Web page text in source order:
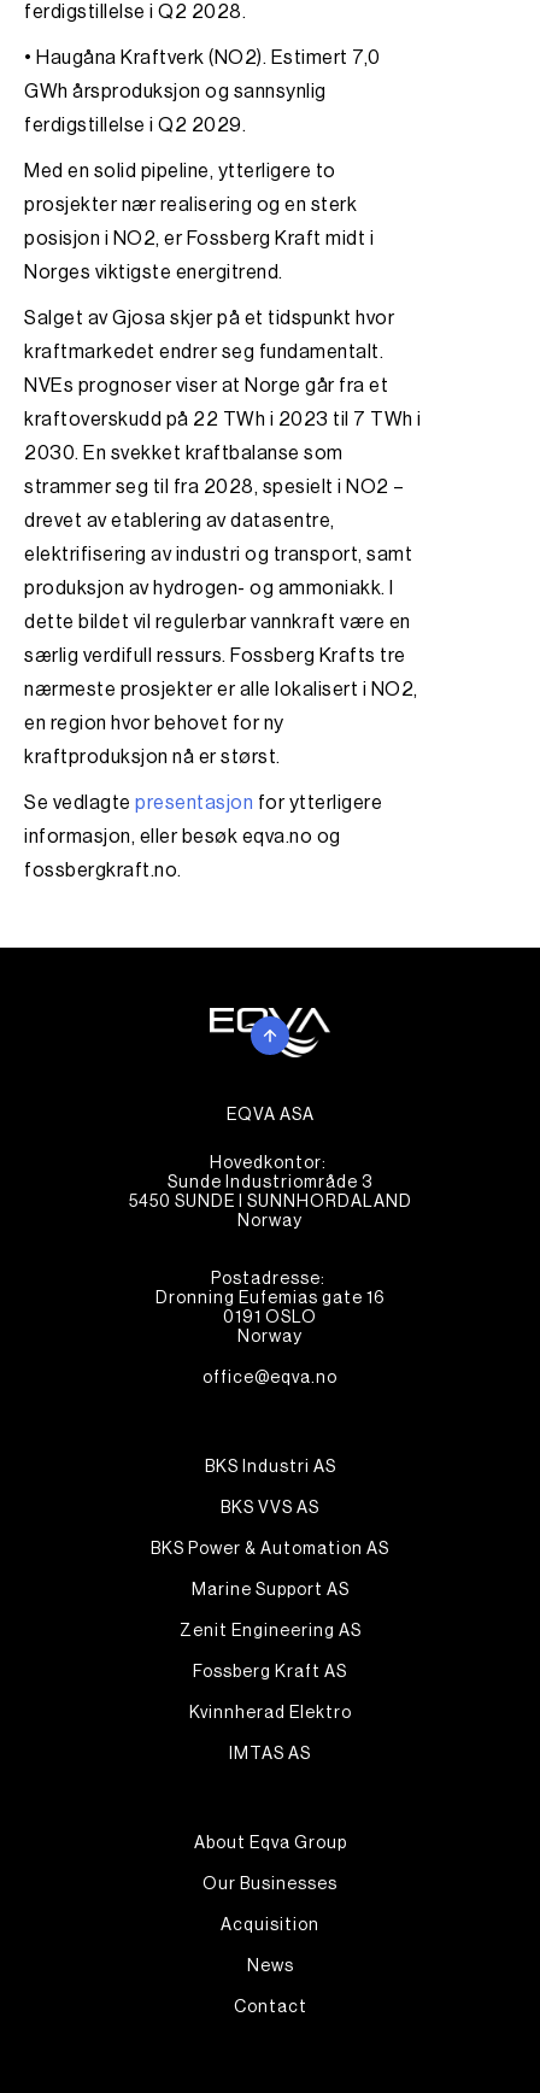
ferdigstillelse i Q2 2028.
• Haugåna Kraftverk (NO2). Estimert 7,0
GWh årsproduksjon og sannsynlig
ferdigstillelse i Q2 2029.
Med en solid pipeline, ytterligere to
prosjekter nær realisering og en sterk
posisjon i NO2, er Fossberg Kraft midt i
Norges viktigste energitrend.
Salget av Gjosa skjer på et tidspunkt hvor
kraftmarkedet endrer seg fundamentalt.
NVEs prognoser viser at Norge går fra et
kraftoverskudd på 22 TWh i 2023 til 7 TWh i
2030. En svekket kraftbalanse som
strammer seg til fra 2028, spesielt i NO2 –
drevet av etablering av datasentre,
elektrifisering av industri og transport, samt
produksjon av hydrogen- og ammoniakk. I
dette bildet vil regulerbar vannkraft være en
særlig verdifull ressurs. Fossberg Krafts tre
nærmeste prosjekter er alle lokalisert i NO2,
en region hvor behovet for ny
kraftproduksjon nå er størst.
Se vedlagte presentasjon for ytterligere
informasjon, eller besøk eqva.no og
fossbergkraft.no.
EQVA ASA
Hovedkontor:
Sunde Industriområde 3
5450 SUNDE I SUNNHORDALAND
Norway
Postadresse:
Dronning Eufemias gate 16
0191 OSLO
Norway
office@eqva.no
BKS Industri AS
BKS VVS AS
BKS Power & Automation AS
Marine Support AS
Zenit Engineering AS
Fossberg Kraft AS
Kvinnherad Elektro
IMTAS AS
About Eqva Group
Our Businesses
Acquisition
News
Contact